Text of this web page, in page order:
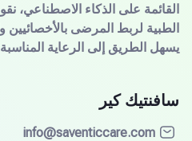
على الذكاء الاصطناعي، نقوم
لربط المرضى بالأخصائيين
الطريق إلى الرعاية المناسبة.
كير
info@saventiccare.com